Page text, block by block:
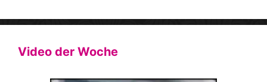
Video der Woche